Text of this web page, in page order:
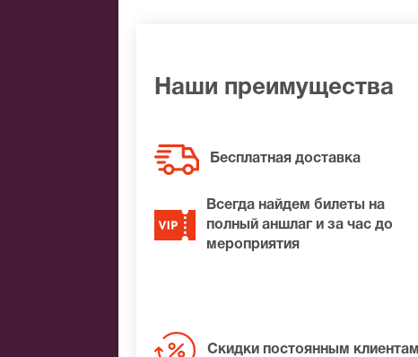
Наши преимущества
Бесплатная доставка
Всегда найдем билеты на
полный аншлаг и за час до
мероприятия
Скидки постоянным клиентам